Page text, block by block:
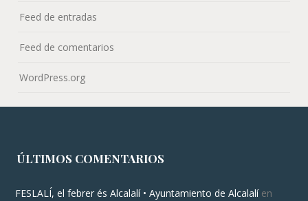
Feed de entradas
Feed de comentarios
WordPress.org
ÚLTIMOS COMENTARIOS
FESLALÍ, el febrer és Alcalalí • Ayuntamiento de Alcalalíen